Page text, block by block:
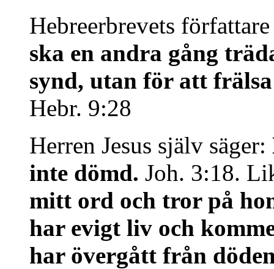
Hebreerbrevets
ska en andra gång
synd, utan för att
Hebr. 9:28
Herren Jesus själv säger:
inte dömd. Joh. 3:18.
mitt ord och tror på
har evigt liv och
har övergått från